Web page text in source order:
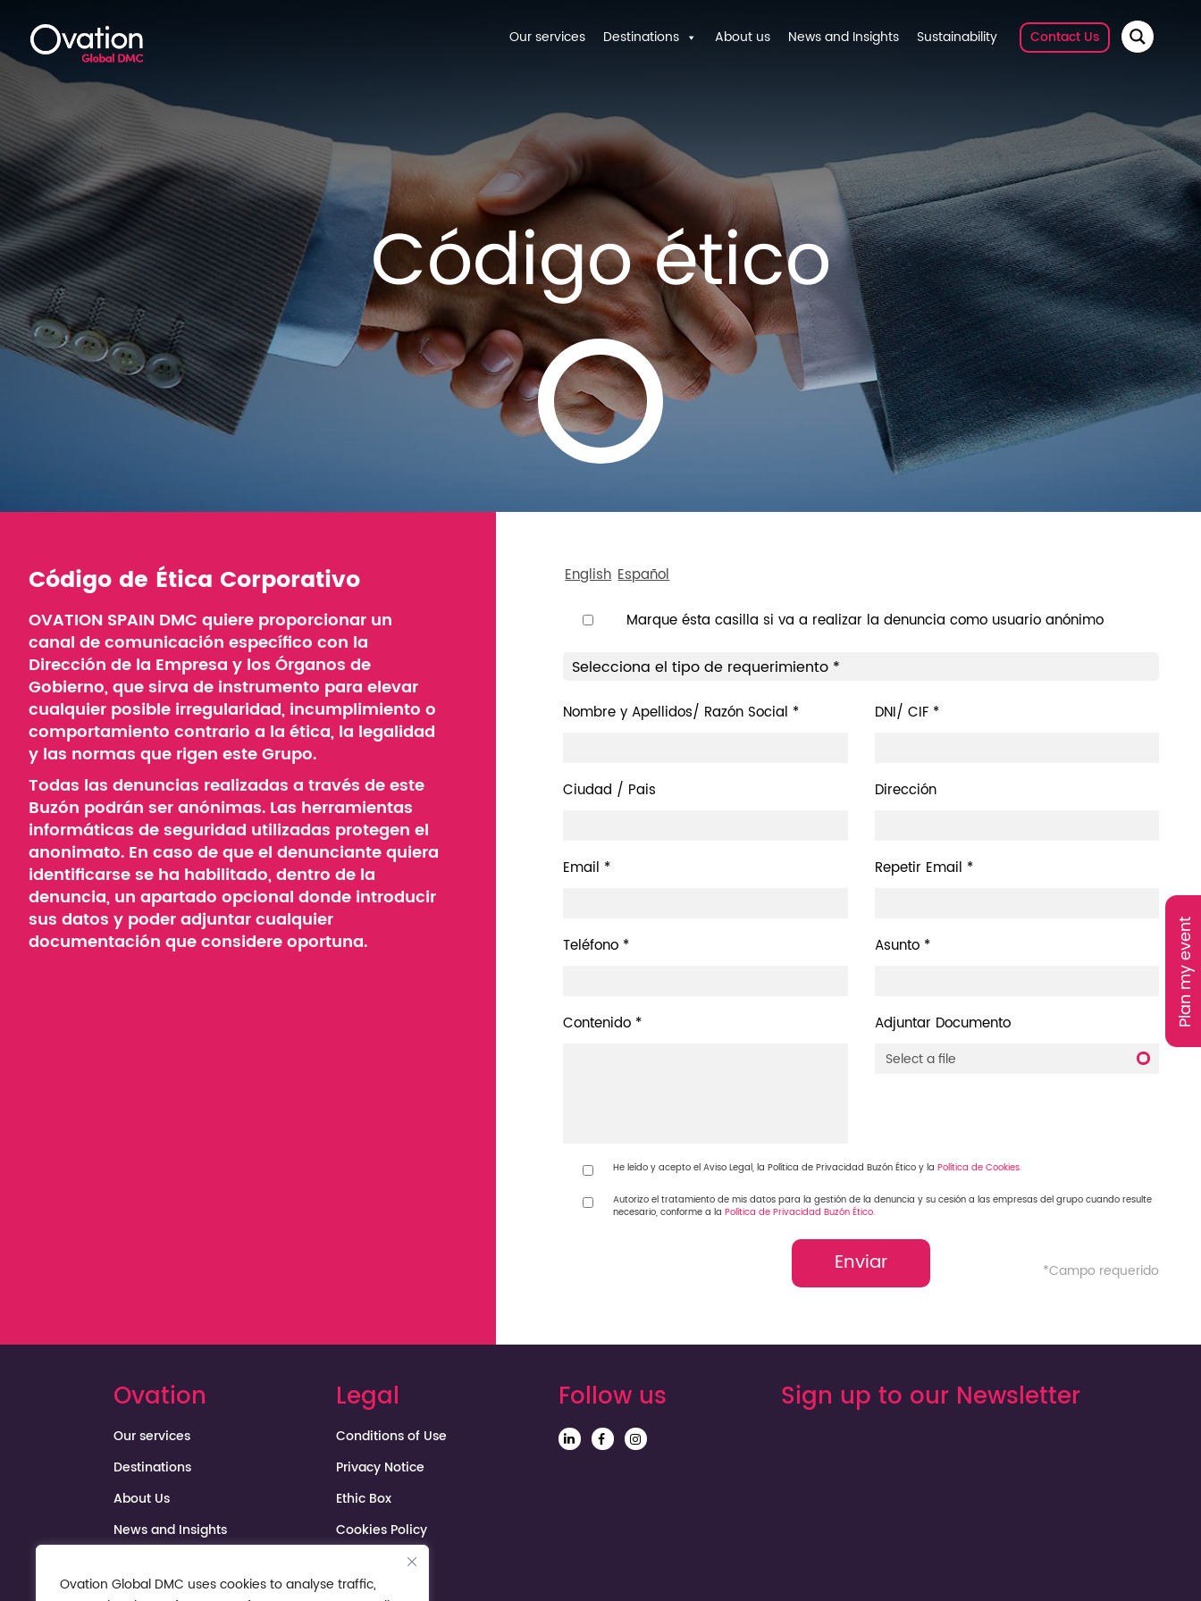
Ovation Global DMC uses cookies to analyse traffic,
Plan my event
Our services Destinations About us News and Insights Sustainability Contact Us
Código ético
Código de Ética Corporativo
OVATION SPAIN DMC quiere proporcionar un
canal de comunicación específico con la
Dirección de la Empresa y los Órganos de
Gobierno, que sirva de instrumento para elevar
cualquier posible irregularidad, incumplimiento o
comportamiento contrario a la ética, la legalidad
y las normas que rigen este Grupo.
Todas las denuncias realizadas a través de este
Buzón podrán ser anónimas. Las herramientas
informáticas de seguridad utilizadas protegen el
anonimato. En caso de que el denunciante quiera
identificarse se ha habilitado, dentro de la
denuncia, un apartado opcional donde introducir
sus datos y poder adjuntar cualquier
documentación que considere oportuna.
English Español
Marque ésta casilla si va a realizar la denuncia como usuario anónimo
Selecciona el tipo de requerimiento *
Nombre y Apellidos/ Razón Social * DNI/ CIF *
Ciudad / Pais Dirección
Email * Repetir Email *
Teléfono * Asunto *
Contenido * Adjuntar Documento
He leído y acepto el Aviso Legal, la Política de Privacidad Buzón Ético y la Política de Cookies.
Autorizo el tratamiento de mis datos para la gestión de la denuncia y su cesión a las empresas del grupo cuando resulte
necesario, conforme a la Política de Privacidad Buzón Ético.
Enviar *Campo requerido
Ovation
Our services
Destinations
About Us
News and Insights
Sustainability
Legal
Conditions of Use
Privacy Notice
Ethic Box
Cookies Policy
Follow us Sign up to our Newsletter